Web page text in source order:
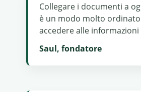
Collegare i documenti a
è un modo molto
accedere alle informazioni
Saul, fondatore